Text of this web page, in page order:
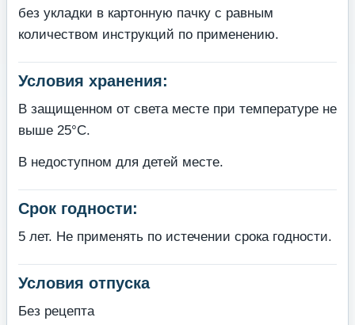
без укладки в картонную пачку с равным
количеством инструкций по применению.
Условия хранения:
В защищенном от света месте при температуре не
выше 25°С.
В недоступном для детей месте.
Срок годности:
5 лет. Не применять по истечении срока годности.
Условия отпуска
Без рецепта